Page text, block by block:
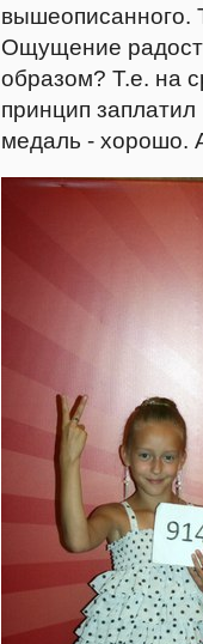
вышеописанного.
Ощущение
образом? Т.е. на
принцип
медаль - хорошо.